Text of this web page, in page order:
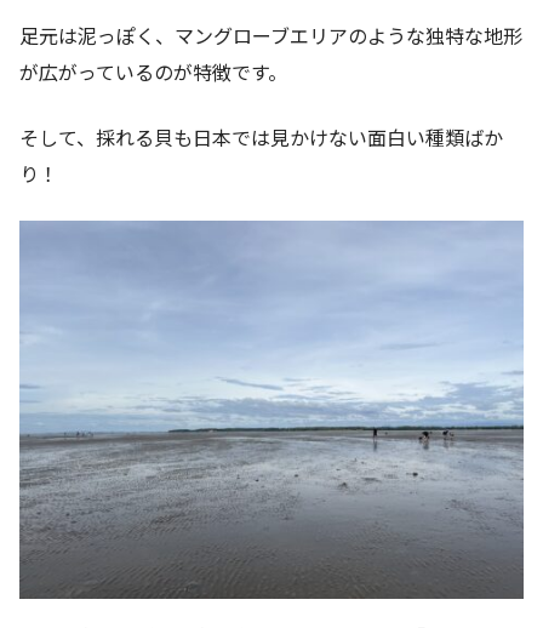
足元は泥っぽく、マングローブエリアのような独特な地形
が広がっているのが特徴です。
そして、採れる貝も日本では見かけない面白い種類ばか
り！